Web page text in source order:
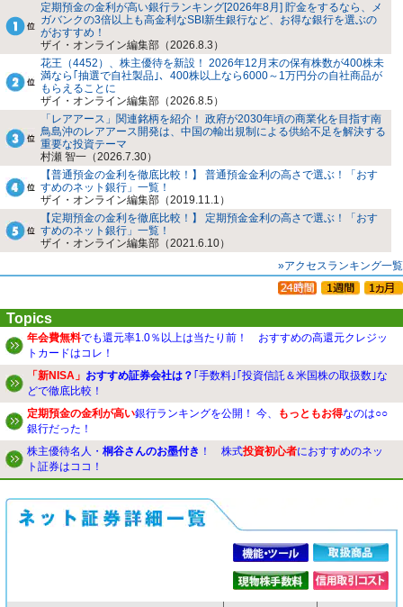
定期預金の金利が高い銀行ランキング[2026年8月] 貯金をするなら、メ
ガバンクの3倍以上も高金利なSBI新生銀行など、お得な銀行を選ぶの
がおすすめ！
ザイ・オンライン編集部（2026.8.3）
花王（4452）、株主優待を新設！ 2026年12月末の保有株数が400株未
満なら｢抽選で自社製品｣、400株以上なら6000～1万円分の自社商品が
もらえることに
ザイ・オンライン編集部（2026.8.5）
「レアアース」関連銘柄を紹介！ 政府が2030年頃の商業化を目指す南
鳥島沖のレアアース開発は、中国の輸出規制による供給不足を解決する
重要な投資テーマ
村瀬 智一（2026.7.30）
【普通預金の金利を徹底比較！】 普通預金金利の高さで選ぶ！「おす
すめのネット銀行」一覧！
ザイ・オンライン編集部（2019.11.1）
【定期預金の金利を徹底比較！】 定期預金金利の高さで選ぶ！「おす
すめのネット銀行」一覧！
ザイ・オンライン編集部（2021.6.10）
»アクセスランキング一覧
Topics
年会費無料でも還元率1.0％以上は当たり前！ おすすめの高還元クレジッ
トカードはコレ！
「新NISA」 おすすめ証券会社は？ ｢手数料｣｢投資信託＆米国株の取扱数｣な
どで徹底比較！
定期預金の金利が高い銀行ランキングを公開！ 今、 もっともお得なのは○○
銀行だった！
株主優待名人・ 桐谷さんのお墨付き ！ 株式投資初心者におすすめのネッ
ト証券はココ！